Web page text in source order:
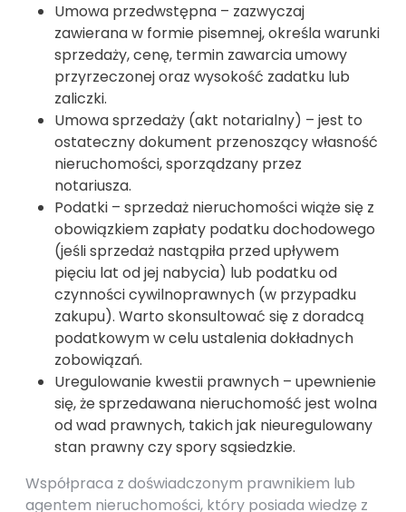
Umowa przedwstępna – zazwyczaj
zawierana w formie pisemnej, określa warunki
sprzedaży, cenę, termin zawarcia umowy
przyrzeczonej oraz wysokość zadatku lub
zaliczki.
Umowa sprzedaży (akt notarialny) – jest to
ostateczny dokument przenoszący własność
nieruchomości, sporządzany przez
notariusza.
Podatki – sprzedaż nieruchomości wiąże się z
obowiązkiem zapłaty podatku dochodowego
(jeśli sprzedaż nastąpiła przed upływem
pięciu lat od jej nabycia) lub podatku od
czynności cywilnoprawnych (w przypadku
zakupu). Warto skonsultować się z doradcą
podatkowym w celu ustalenia dokładnych
zobowiązań.
Uregulowanie kwestii prawnych – upewnienie
się, że sprzedawana nieruchomość jest wolna
od wad prawnych, takich jak nieuregulowany
stan prawny czy spory sąsiedzkie.
Współpraca z doświadczonym prawnikiem lub
agentem nieruchomości, który posiada wiedzę z